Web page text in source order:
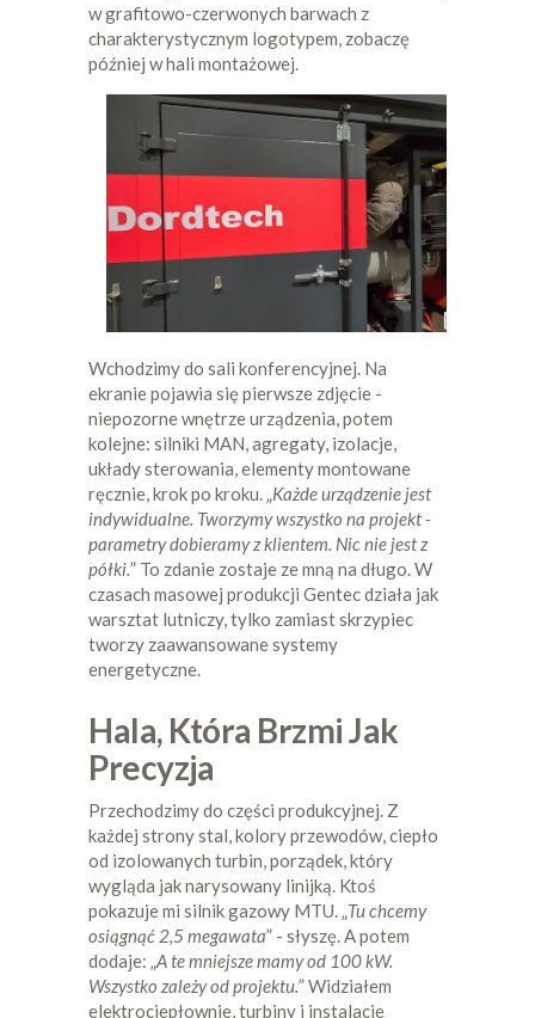
w grafitowo-czerwonych barwach z
charakterystycznym logotypem, zobaczę
później w hali montażowej.
Wchodzimy do sali konferencyjnej. Na
ekranie pojawia się pierwsze zdjęcie -
niepozorne wnętrze urządzenia, potem
kolejne: silniki MAN, agregaty, izolacje,
układy sterowania, elementy montowane
ręcznie, krok po kroku. „Każde urządzenie jest
indywidualne. Tworzymy wszystko na projekt -
parametry dobieramy z klientem. Nic nie jest z
półki.” To zdanie zostaje ze mną na długo. W
czasach masowej produkcji Gentec działa jak
warsztat lutniczy, tylko zamiast skrzypiec
tworzy zaawansowane systemy
energetyczne.
Hala, Która Brzmi Jak
Precyzja
Przechodzimy do części produkcyjnej. Z
każdej strony stal, kolory przewodów, ciepło
od izolowanych turbin, porządek, który
wygląda jak narysowany linijką. Ktoś
pokazuje mi silnik gazowy MTU. „Tu chcemy
osiągnąć 2,5 megawata” - słyszę. A potem
dodaje: „A te mniejsze mamy od 100 kW.
Wszystko zależy od projektu.” Widziałem
elektrociepłownie, turbiny i instalacje